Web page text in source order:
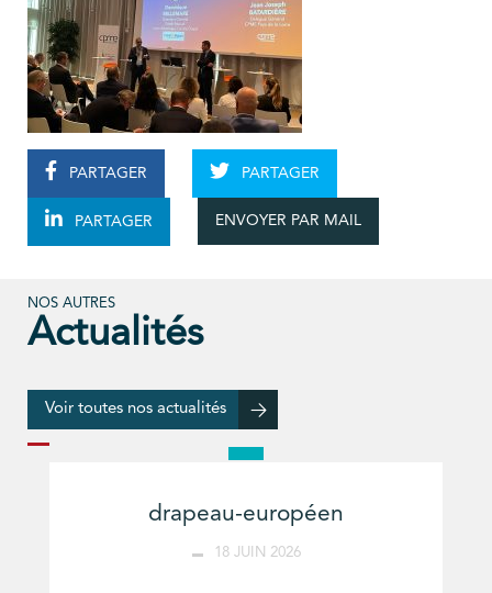
PARTAGER PARTAGER
PARTAGER ENVOYER PAR MAIL
NOS AUTRES
Actualités
Voir toutes nos actualités
drapeau-européen
18 JUIN 2026